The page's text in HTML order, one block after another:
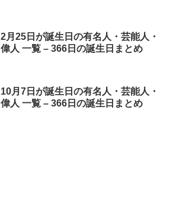
2月25日が誕生日の有名人・芸能人・
偉人 一覧 – 366日の誕生日まとめ
10月7日が誕生日の有名人・芸能人・
偉人 一覧 – 366日の誕生日まとめ